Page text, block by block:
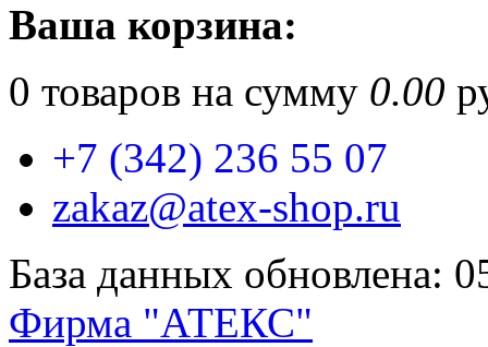
Ваша корзина:
0 товаров на сумму 0.00
+7 (342) 236 55 07
zakaz@atex-shop.ru
База данных обновлена:
Фирма "АТЕКС"